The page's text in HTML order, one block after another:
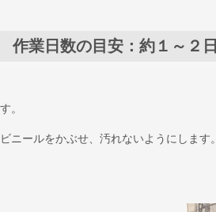
業日数の目安：約１～２日
。
ニールをかぶせ、汚れないようにします。